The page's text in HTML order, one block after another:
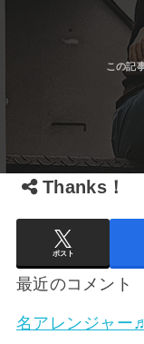
Thanks！
ポスト
最近のコメント
名アレンジャー♬